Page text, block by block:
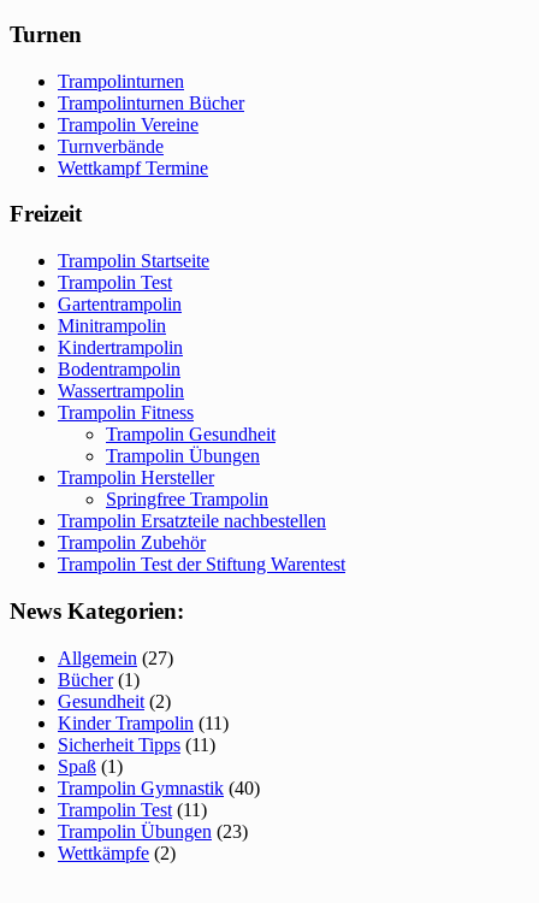
Turnen
Trampolinturnen
Trampolinturnen Bücher
Trampolin Vereine
Turnverbände
Wettkampf Termine
Freizeit
Trampolin Startseite
Trampolin Test
Gartentrampolin
Minitrampolin
Kindertrampolin
Bodentrampolin
Wassertrampolin
Trampolin Fitness
Trampolin Gesundheit
Trampolin Übungen
Trampolin Hersteller
Springfree Trampolin
Trampolin Ersatzteile nachbestellen
Trampolin Zubehör
Trampolin Test der Stiftung Warentest
News Kategorien:
Allgemein (27)
Bücher(1)
Gesundheit (2)
Kinder Trampolin (11)
Sicherheit Tipps (11)
Spaß (1)
Trampolin Gymnastik (40)
Trampolin Test (11)
Trampolin Übungen (23)
Wettkämpfe (2)